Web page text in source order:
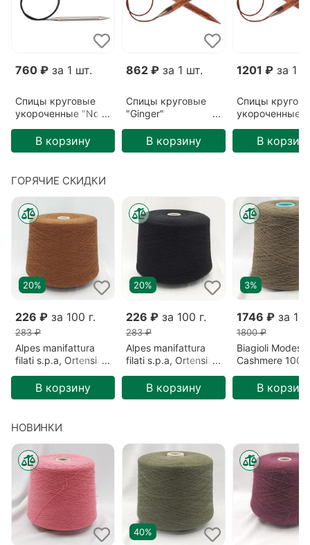
760 ₽ за 1 шт.
Спицы круговые
укороченные "Nova
3,75мм/40см
В корзину
862 ₽ за 1 шт.
Спицы круговые
"Ginger"
В корзину
1201 ₽ за 1
Спицы
укороченные
5,5мм/40см
В
ГОРЯЧИЕ СКИДКИ
20%
226 ₽ за 100 г.
283 ₽
Alpes manifattura
filati s.p.a, Ortensia,
Коричневый/Сигара
(2193)
В корзину
20%
226 ₽ за 100 г.
283 ₽
Alpes manifattura
filati s.p.a, Ortensia,
Черный/Безлунная
ночь (00836)
В корзину
3%
1746 ₽ за
1800 ₽
Biagioli
Cashmere
Готика
В
НОВИНКИ
40%